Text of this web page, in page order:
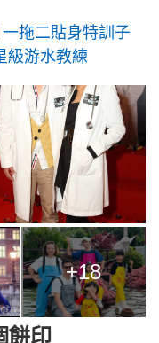
拖二貼身特訓子
級游水教練
+18
餅印